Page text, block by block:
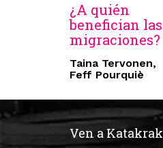
¿A quién
benefician las
migraciones?
Taina Tervonen,
Feff Pourquiè
Ven a Katakrak